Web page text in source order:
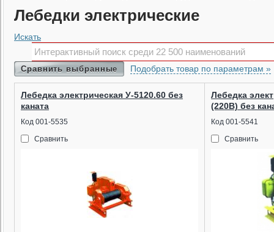
Лебедки электрические
Искать
Сравнить выбранные Подобрать товар по параметрам »
Лебедка электрическая У-5120.60 без
каната
Код 001-5535
Сравнить
Лебедка
(220В) без
Код 001-5541
Сравнить